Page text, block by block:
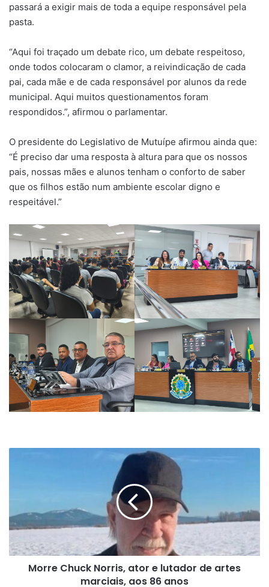
passará a exigir mais de toda a equipe responsável pela
pasta.
“Aqui foi traçado um debate rico, um debate respeitoso,
onde todos colocaram o clamor, a reivindicação de cada
pai, cada mãe e de cada responsável por alunos da rede
municipal. Aqui muitos questionamentos foram
respondidos.”, afirmou o parlamentar.
O presidente do Legislativo de Mutuípe afirmou ainda que:
“É preciso dar uma resposta à altura para que os nossos
pais, nossas mães e alunos tenham o conforto de saber
que os filhos estão num ambiente escolar digno e
respeitável.”
lutador
de
marciais,
Morre Chuck Norris, ator e lutador de artes
marciais, aos 86 anos